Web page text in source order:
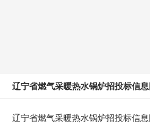
辽宁省燃气采暖热水锅炉招投标信
辽宁省燃气采暖热水锅炉招投标信